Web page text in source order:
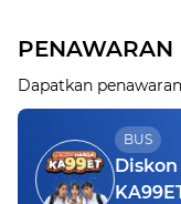
Dapatkan
BUS
Diskon